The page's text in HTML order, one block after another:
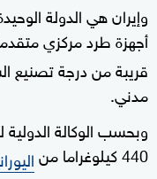
وإيران هي الدولة
أجهزة طرد مركزي
قريبة من درجة تصنيع
مدني.
وبحسب الوكالة
440 كيلوغراما من